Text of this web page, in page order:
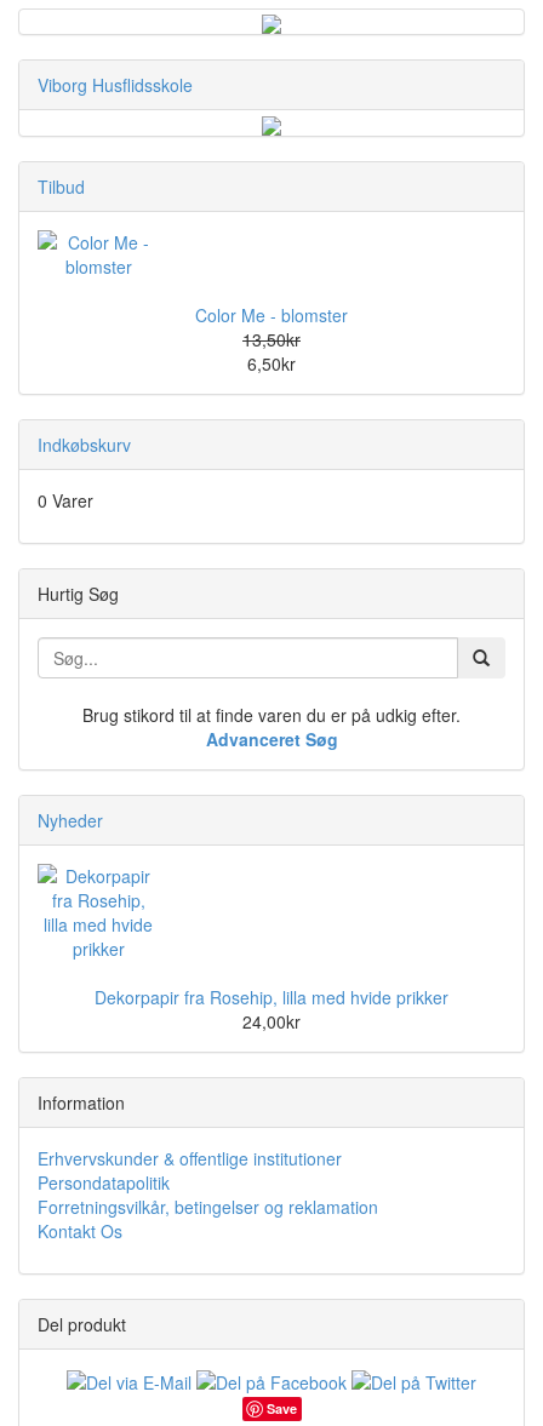
Viborg Husflidsskole
Tilbud
Color Me - blomster
13,50kr
6,50kr
Indkøbskurv
0 Varer
Hurtig Søg
Brug stikord til at finde varen du er på udkig efter.
Advanceret Søg
Nyheder
Dekorpapir fra Rosehip, lilla med hvide prikker
24,00kr
Information
Erhvervskunder & offentlige institutioner
Persondatapolitik
Forretningsvilkår, betingelser og reklamation
Kontakt Os
Del produkt
Save